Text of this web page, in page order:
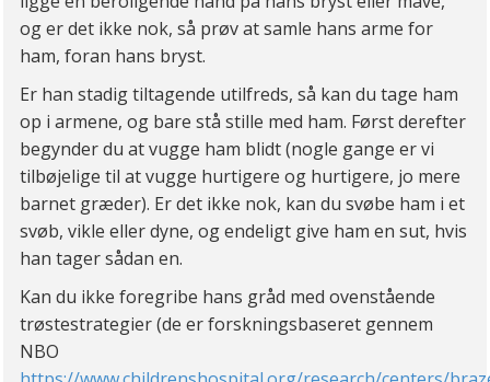
og er det ikke nok, så prøv at samle hans arme for
ham, foran hans bryst.
Er han stadig tiltagende utilfreds, så kan du tage ham
op i armene, og bare stå stille med ham. Først derefter
begynder du at vugge ham blidt (nogle gange er vi
tilbøjelige til at vugge hurtigere og hurtigere, jo mere
barnet græder). Er det ikke nok, kan du svøbe ham i et
svøb, vikle eller dyne, og endeligt give ham en sut, hvis
han tager sådan en.
Kan du ikke foregribe hans gråd med ovenstående
trøstestrategier (de er forskningsbaseret gennem
NBO